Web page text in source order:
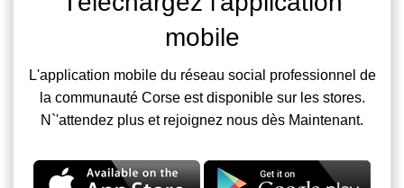
mobile
L'application mobile du réseau social professionnel de
la communauté Corse est disponible sur les stores.
N`'attendez plus et rejoignez nous dès Maintenant.